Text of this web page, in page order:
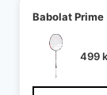
Babolat Prime
499